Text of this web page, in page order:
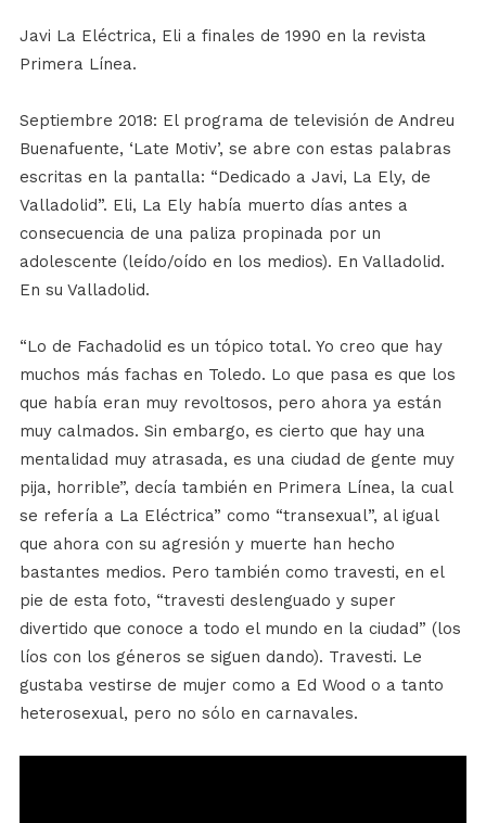
Javi La Eléctrica, Eli a finales de 1990 en la revista
Primera Línea.
Septiembre 2018: El programa de televisión de Andreu
Buenafuente, ‘Late Motiv’, se abre con estas palabras
escritas en la pantalla: “Dedicado a Javi, La Ely, de
Valladolid”. Eli, La Ely había muerto días antes a
consecuencia de una paliza propinada por un
adolescente (leído/oído en los medios). En Valladolid.
En su Valladolid.
“Lo de Fachadolid es un tópico total. Yo creo que hay
muchos más fachas en Toledo. Lo que pasa es que los
que había eran muy revoltosos, pero ahora ya están
muy calmados. Sin embargo, es cierto que hay una
mentalidad muy atrasada, es una ciudad de gente muy
pija, horrible”, decía también en Primera Línea, la cual
se refería a La Eléctrica” como “transexual”, al igual
que ahora con su agresión y muerte han hecho
bastantes medios. Pero también como travesti, en el
pie de esta foto, “travesti deslenguado y super
divertido que conoce a todo el mundo en la ciudad” (los
líos con los géneros se siguen dando). Travesti. Le
gustaba vestirse de mujer como a Ed Wood o a tanto
heterosexual, pero no sólo en carnavales.